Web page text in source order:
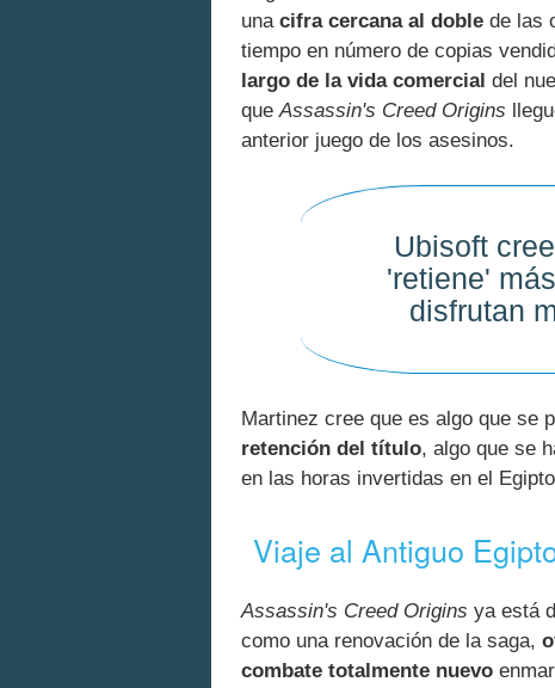
una cifra cercana al doble de las
tiempo en número de copias
largo de la vida comercial del
que Assassin's Creed Origins
anterior juego de los asesinos.
Ubisoft
'retiene'
disfrutan
Martinez cree que es algo que se
retención del título, algo que se
en las horas invertidas en el
Viaje al Antiguo
Assassin's Creed Origins ya está
como una renovación de la saga,
combate totalmente nuevo